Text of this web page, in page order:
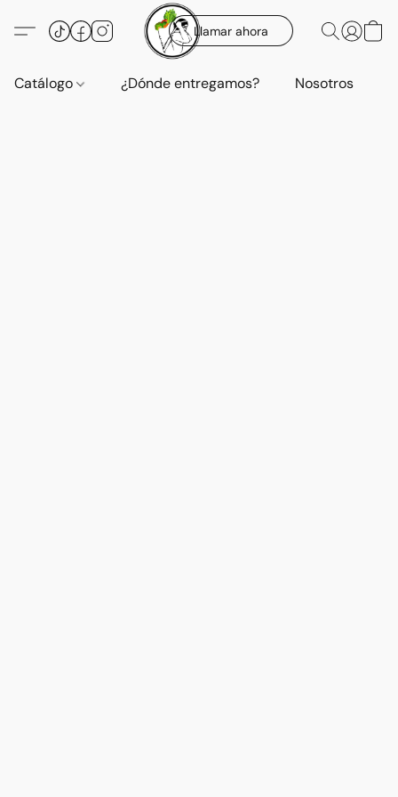
Llamar ahora
Catálogo ¿Dónde entregamos? Nosotros